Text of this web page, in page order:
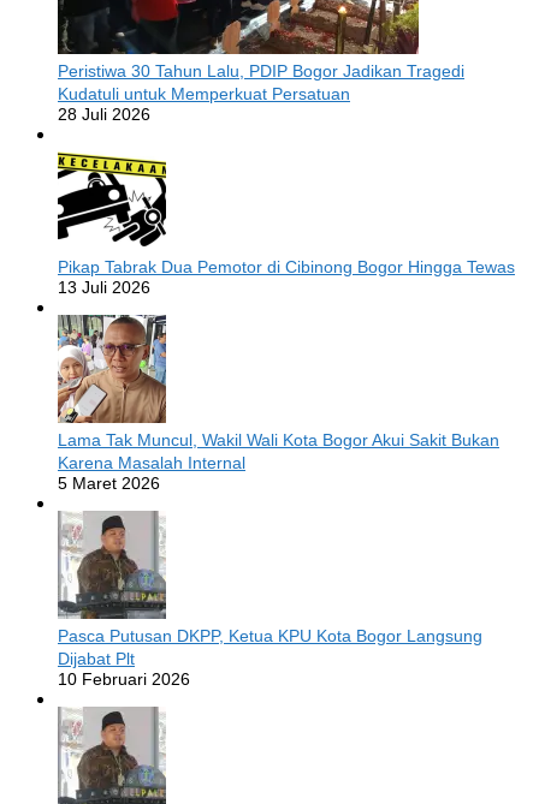
Peristiwa 30 Tahun Lalu, PDIP Bogor Jadikan Tragedi
Kudatuli untuk Memperkuat Persatuan
28 Juli 2026
Pikap Tabrak Dua Pemotor di Cibinong Bogor Hingga Tewas
13 Juli 2026
Lama Tak Muncul, Wakil Wali Kota Bogor Akui Sakit Bukan
Karena Masalah Internal
5 Maret 2026
Pasca Putusan DKPP, Ketua KPU Kota Bogor Langsung
Dijabat Plt
10 Februari 2026